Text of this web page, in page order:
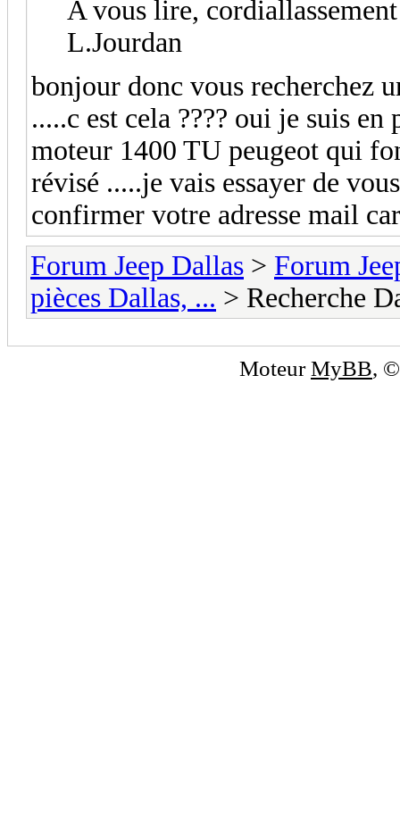
A vous lire, cordiallassement
L.Jourdan
bonjour donc vous recherchez
.....c est cela ???? oui je suis en
moteur 1400 TU peugeot qui
révisé .....je vais essayer de
confirmer votre adresse mail
Forum Jeep Dallas > Forum
pièces Dallas, ... > Recherche
MoteurMyBB,